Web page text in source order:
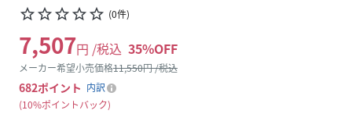
star_borderstar_borderstar_borderstar_borderstar_border (0件)
7,507円 /税込 35%OFF
メーカー希望小売価格11,550円 /税込
682ポイント 内訳
10%ポイントバック